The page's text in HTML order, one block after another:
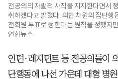
전공의의 자발적 사직을 지지한다면서
취하겠다고 밝혔다. 의협 차원의 집단행
전회원 투표로 정한다는 원칙을 정했지
연합뉴스
인턴·레지던트 등 전공의들이
단행동에 나선 가운데 대형 병